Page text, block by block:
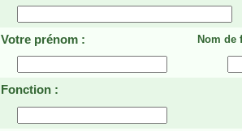
Votre prénom : Nom de
Fonction :